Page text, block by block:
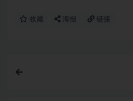
收藏 海报 链接